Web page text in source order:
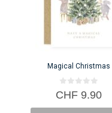
Magical Christmas
0
v
CHF9.90